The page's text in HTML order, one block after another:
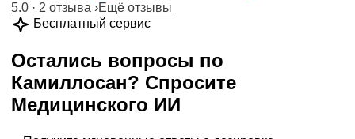
5.0 · 2 отзыва ›Ещё отзывы
Бесплатный сервис
Остались вопросы по
Камиллосан? Спросите
Медицинского ИИ